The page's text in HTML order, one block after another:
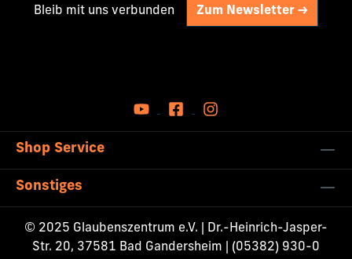
Bleib mit uns verbunden Zum Newsletter ->
Shop Service
Sonstiges
© 2025 Glaubenszentrum e.V. | Dr.-Heinrich-Jasper-
Str. 20, 37581 Bad Gandersheim | (05382) 930-0